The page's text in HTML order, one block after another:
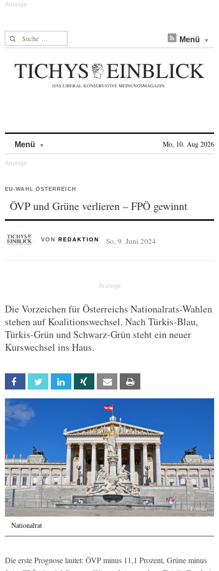
Suche nach: Menü
Menü Mo, 10. Aug 2026
EU-WAHL ÖSTERREICH
ÖVP und Grüne verlieren – FPÖ gewinnt
VON REDAKTION So, 9. Juni 2024
Die Vorzeichen für Österreichs Nationalrats-Wahlen
stehen auf Koalitionswechsel. Nach Türkis-Blau,
Türkis-Grün und Schwarz-Grün steht ein neuer
Kurswechsel ins Haus.
Facebook Twitter Linkedin Xing Email
© Fotolia
Nationalrat
Die erste Prognose lautet: ÖVP minus 11,1 Prozent, Grüne minus